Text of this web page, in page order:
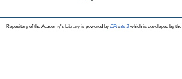
Repository of the Academy's Library is powered by EPrints 3which is developed by the